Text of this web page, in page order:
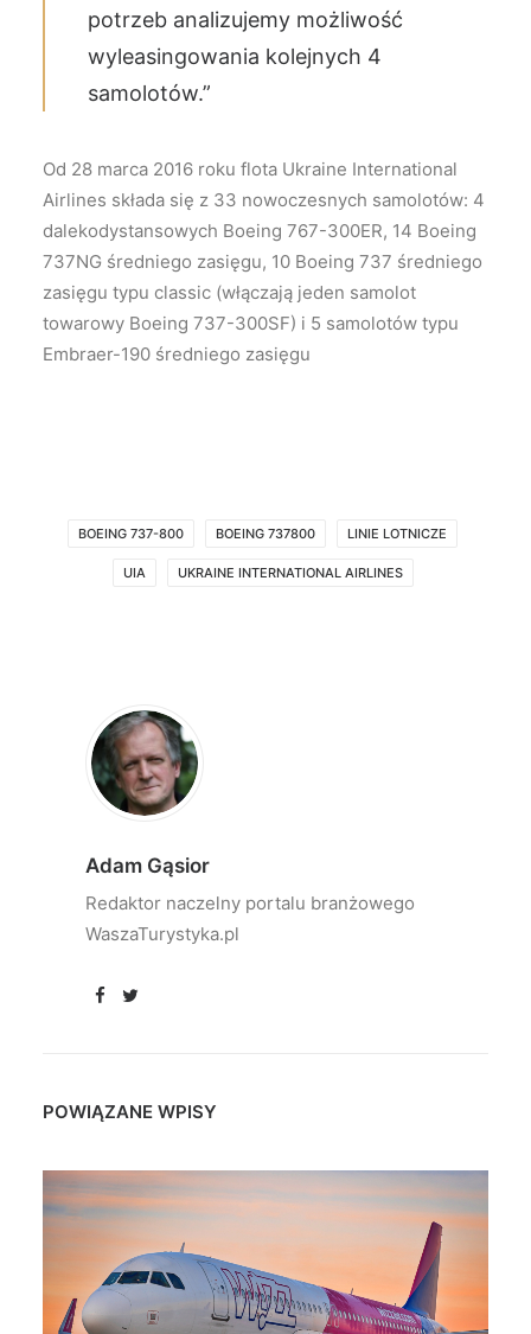
potrzeb analizujemy możliwość
wyleasingowania kolejnych 4
samolotów.”
Od 28 marca 2016 roku flota Ukraine International
Airlines składa się z 33 nowoczesnych samolotów: 4
dalekodystansowych Boeing 767-300ER, 14 Boeing
737NG średniego zasięgu, 10 Boeing 737 średniego
zasięgu typu classic (włączają jeden samolot
towarowy Boeing 737-300SF) i 5 samolotów typu
Еmbraer-190 średniego zasięgu
BOEING 737-800 BOEING 737800 LINIE LOTNICZE
UIA UKRAINE INTERNATIONAL AIRLINES
Adam Gąsior
Redaktor naczelny portalu branżowego
WaszaTurystyka.pl
POWIĄZANE WPISY